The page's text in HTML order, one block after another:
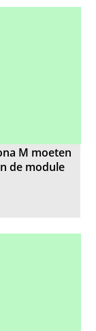
M moeten
de module